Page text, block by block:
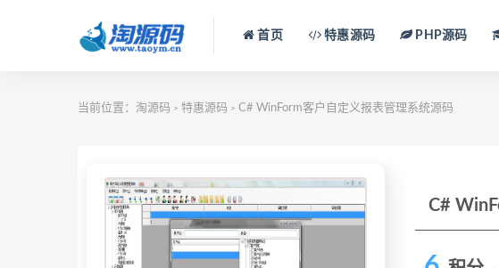
首页 特惠源码 PHP源码
当前位置： 淘源码 > 特惠源码 > C# WinForm客户自定义报表管理系统源码
C#